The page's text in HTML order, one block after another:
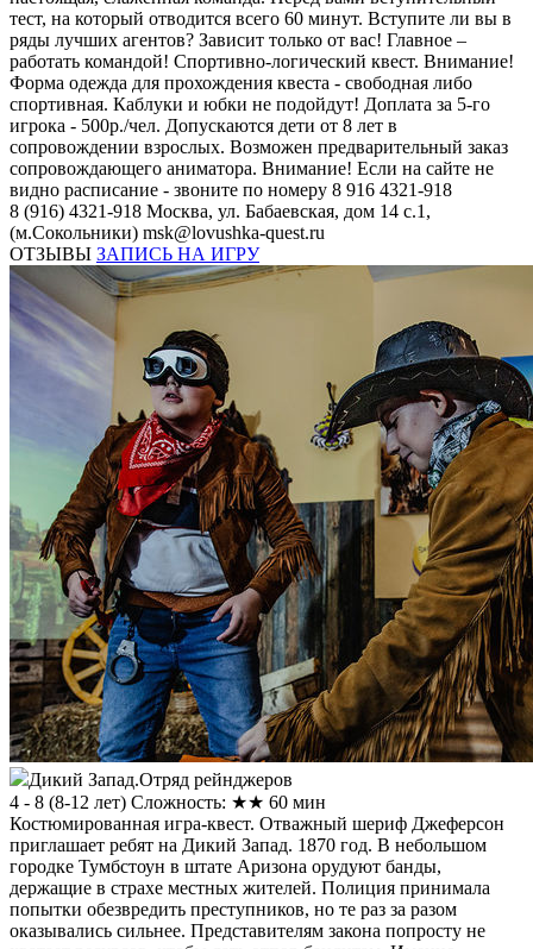
тест, на который отводится всего 60 минут. Вступите ли вы в
ряды лучших агентов? Зависит только от вас! Главное –
работать командой! Спортивно-логический квест. Внимание!
Форма одежда для прохождения квеста - свободная либо
спортивная. Каблуки и юбки не подойдут! Доплата за 5-го
игрока - 500р./чел. Допускаются дети от 8 лет в
сопровождении взрослых. Возможен предварительный заказ
сопровождающего аниматора. Внимание! Если на сайте не
видно расписание - звоните по номеру 8 916 4321-918
8 (916) 4321-918 Москва, ул. Бабаевская, дом 14 с.1,
(м.Сокольники) msk@lovushka-quest.ru
ОТЗЫВЫ ЗАПИСЬ НА ИГРУ
Дикий Запад.Отряд рейнджеров
4 - 8 (8-12 лет) Сложность: ★★ 60 мин
Костюмированная игра-квест. Отважный шериф Джеферсон
приглашает ребят на Дикий Запад. 1870 год. В небольшом
городке Тумбстоун в штате Аризона орудуют банды,
держащие в страхе местных жителей. Полиция принимала
попытки обезвредить преступников, но те раз за разом
оказывались сильнее. Представителям закона попросту не